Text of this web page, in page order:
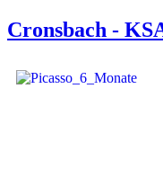
Cronsbach -